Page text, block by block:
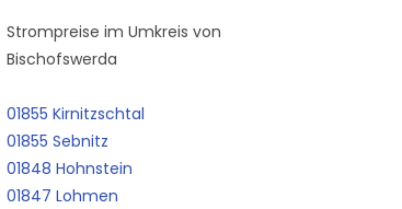
Strompreise im Umkreis von
Bischofswerda
01855 Kirnitzschtal
01855 Sebnitz
01848 Hohnstein
01847 Lohmen